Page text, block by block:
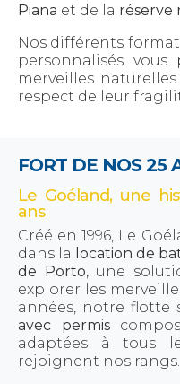
Piana et de la réserve
Nos différents
personnalisés vous
merveilles
respect de leur
FORT DE NOS 25
Le Goéland, une
ans
Créé en 1996, Le
dans la location de
de Porto, une
explorer les
années, notre flotte
avec permis
adaptées à tous
rejoignent nos rangs.